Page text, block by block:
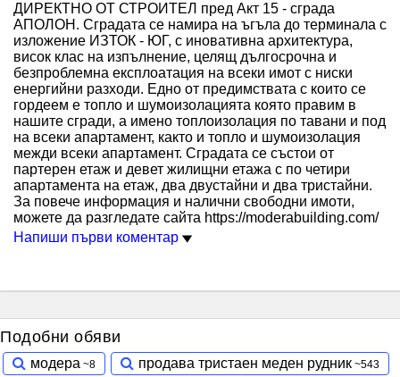
ДИРЕКТНО ОТ СТРОИТЕЛ пред Акт 15 - сграда
АПОЛОН. Сградата се намира на ъгъла до терминала с
изложение ИЗТОК - ЮГ, с иновативна архитектура,
висок клас на изпълнение, целящ дългосрочна и
безпроблемна експлоатация на всеки имот с ниски
енергийни разходи. Едно от предимствата с които се
гордеем е топло и шумоизолацията която правим в
нашите сгради, а имено топлоизолация по тавани и под
на всеки апартамент, както и топло и шумоизолация
межди всеки апартамент. Сградата се състои от
партерен етаж и девет жилищни етажа с по четири
апартамента на етаж, два двустайни и два тристайни.
За повече информация и налични свободни имоти,
можете да разгледате сайта https://moderabuilding.com/
Напиши първи коментар
Подобни обяви
модера
продава тристаен меден рудник